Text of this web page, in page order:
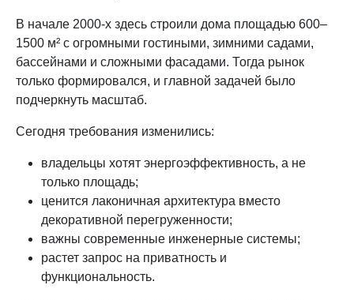
В начале 2000-х здесь строили дома площадью 600–
1500 м² с огромными гостиными, зимними садами,
бассейнами и сложными фасадами. Тогда рынок
только формировался, и главной задачей было
подчеркнуть масштаб.
Сегодня требования изменились:
владельцы хотят энергоэффективность, а не
только площадь;
ценится лаконичная архитектура вместо
декоративной перегруженности;
важны современные инженерные системы;
растет запрос на приватность и
функциональность.